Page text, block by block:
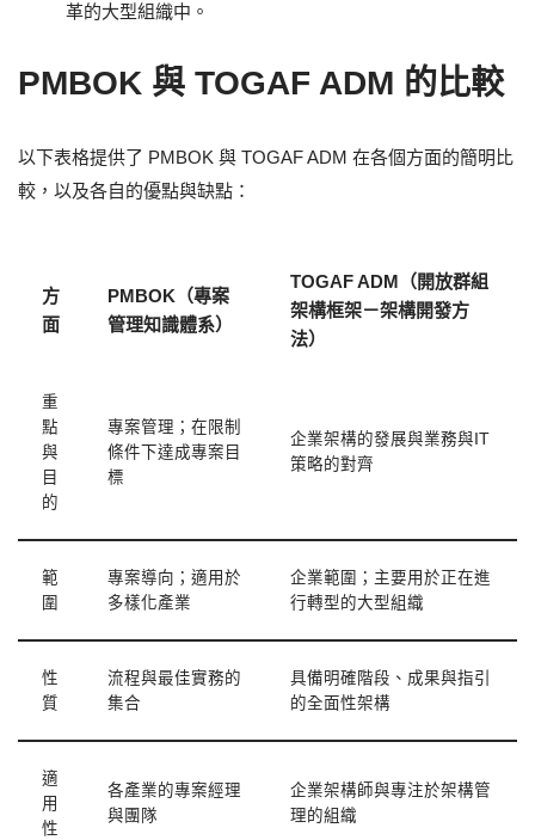
革的大型組織中。
PMBOK 與 TOGAF ADM 的比較
以下表格提供了 PMBOK 與 TOGAF ADM 在各個方面的簡明比
較，以及各自的優點與缺點：
方
面
PMBOK（專案
管理知識體系）
TOGAF ADM（開放群組
架構框架－架構開發方
法）
重
點
與
目
的
專案管理；在限制
條件下達成專案目
標
企業架構的發展與業務與IT
策略的對齊
範
圍
專案導向；適用於
多樣化產業
企業範圍；主要用於正在進
行轉型的大型組織
性
質
流程與最佳實務的
集合
具備明確階段、成果與指引
的全面性架構
適
用
性
各產業的專案經理
與團隊
企業架構師與專注於架構管
理的組織